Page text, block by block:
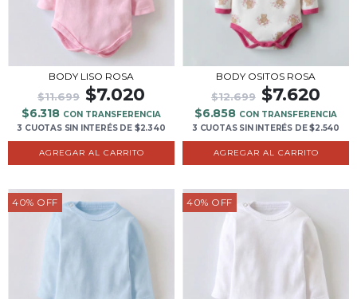
BODY LISO ROSA
$11.699 $7.020
$6.318 CON TRANSFERENCIA
3 CUOTAS SIN INTERÉSDE $2.340
AGREGAR AL CARRITO
BODY OSITOS ROSA
$12.699 $7.620
$6.858 CON TRANSFERENCIA
3 CUOTAS SIN INTERÉS DE$2.540
AGREGAR AL CARRITO
40% OFF 40% OFF